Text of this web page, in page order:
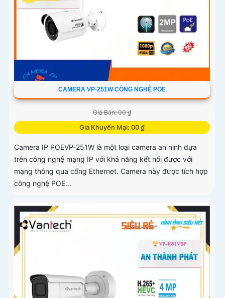
CAMERA VP-251W CÔNG NGHỆ POE
Giá Bán: 00 ₫
Giá Khuyến Mại: 00 ₫
Camera IP POEVP-251W là một loại camera an ninh dựa
trên công nghệ mạng IP với khả năng kết nối được với
mạng thông qua cổng Ethernet. Camera này được tích hợp
công nghệ POE...